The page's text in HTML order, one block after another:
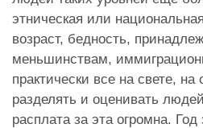
этническая или
возраст, бедность,
меньшинствам,
практически все на свете,
разделять и оценивать
расплата за эта огромна.